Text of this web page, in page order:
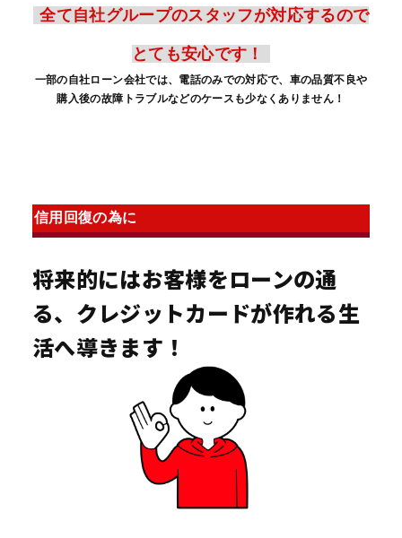
全て自社グループのスタッフが対応するので
とても安心です！
一部の自社ローン会社では、電話のみでの対応で、車の品質不良や
購入後の故障トラブルなどのケースも少なくありません！
信用回復の為に
将来的にはお客様をローンの通
る、クレジットカードが作れる生
活へ導きます！